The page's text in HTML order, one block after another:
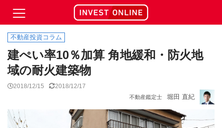
不動産投資コラム
建ぺい率10％加算 角地緩和・防火地
域の耐火建築物
2018/12/15 2018/12/17
不動産鑑定士 堀田 直紀